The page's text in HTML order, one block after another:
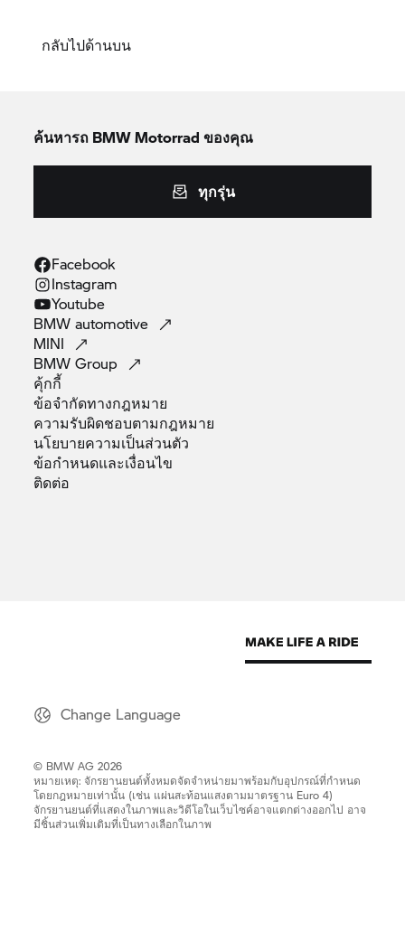
กลับไปด้านบน
ค้นหารถ BMW Motorrad ของคุณ
ทุกรุ่น
Facebook
Instagram
Youtube
BMWautomotive
MINI
BMWGroup
คุ้กกี้
ข้อจำกัดทางกฎหมาย
ความรับผิดชอบตามกฎหมาย
นโยบายความเป็นส่วนตัว
ข้อกำหนดและเงื่อนไข
ติดต่อ
Change Language
© BMW AG 2026
หมายเหตุ: จักรยานยนต์ทั้งหมดจัดจำหน่ายมาพร้อมกับอุปกรณ์ที่กำหนด
โดยกฎหมายเท่านั้น (เช่น แผ่นสะท้อนแสงตามมาตรฐาน Euro 4)
จักรยานยนต์ที่แสดงในภาพและวิดีโอในเว็บไซค์อาจแตกต่างออกไป อาจ
มีชิ้นส่วนเพิ่มเติมที่เป็นทางเลือกในภาพ